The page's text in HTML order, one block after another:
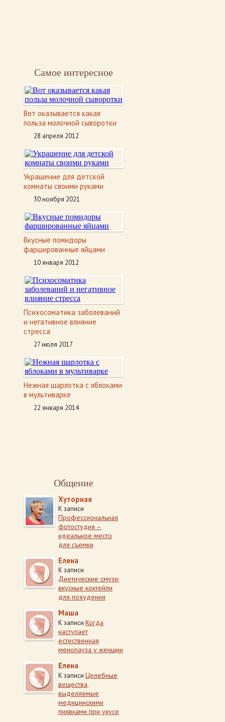
Самое интересное
Вот оказывается какая
польза молочной сыворотки
28 апреля 2012
Украшение для детской
комнаты своими руками
30 ноября 2021
Вкусные помидоры
фаршированные яйцами
10 января 2012
Психосоматика заболеваний
и негативное влияние
стресса
27 июля 2017
Нежная шарлотка с яблоками
в мультиварке
22 января 2014
Общение
Хуторная
К записи
Профессиональная
фотостудия –
идеальное место
для съемки
Елена
К записи
Диетические смузи:
вкусные коктейли
для похудения
Маша
К записи Когда
наступает
естественная
менопауза у женщин
Елена
К записи Целебные
вещества,
выделяемые
медицинскими
пиявками при укусе